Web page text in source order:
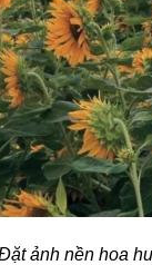
ảnh nền hoa